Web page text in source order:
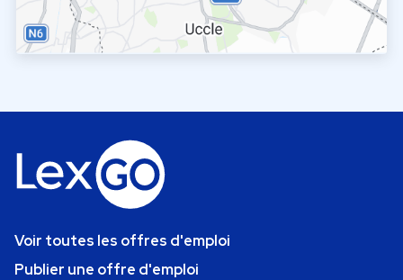
Voir toutes les offres d'emploi
Publier une offre d'emploi